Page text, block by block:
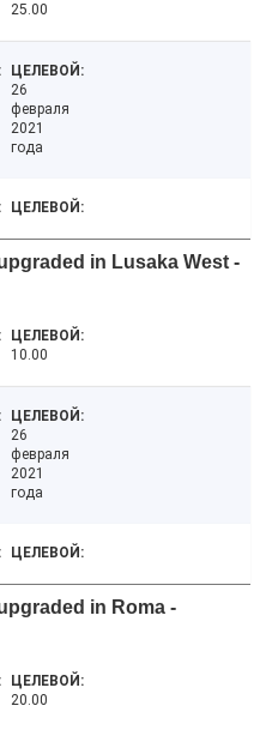
25.00
26
февраля
2021
года
in Lusaka West -
10.00
26
февраля
2021
года
in Roma -
20.00